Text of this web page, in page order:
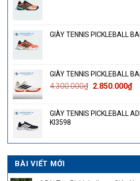
GIÀY TENNIS PICKLEBALL
GIÀY TENNIS PICKLEBALL
4.300.000₫ Giá
4.300.000₫.
2.850.000₫Giá
là:
GIÀY TENNIS PICKLEBALL
KI3598
BÀI VIẾT MỚI